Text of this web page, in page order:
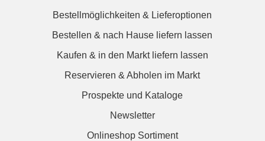
Bestellmöglichkeiten & Lieferoptionen
Bestellen & nach Hause liefern lassen
Kaufen & in den Markt liefern lassen
Reservieren & Abholen im Markt
Prospekte und Kataloge
Newsletter
Onlineshop Sortiment